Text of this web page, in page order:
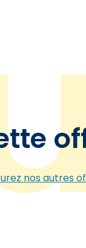
nos autres